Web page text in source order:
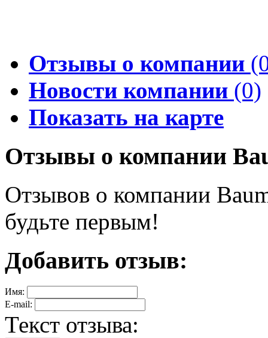
Отзывы о компании
Новости компании (0)
Показать на карте
Отзывы о компании
Отзывов о компании
будьте первым!
Добавить отзыв:
Имя:
E-mail:
Текст отзыва: